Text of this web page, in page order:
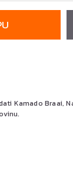
Kamado Braai,